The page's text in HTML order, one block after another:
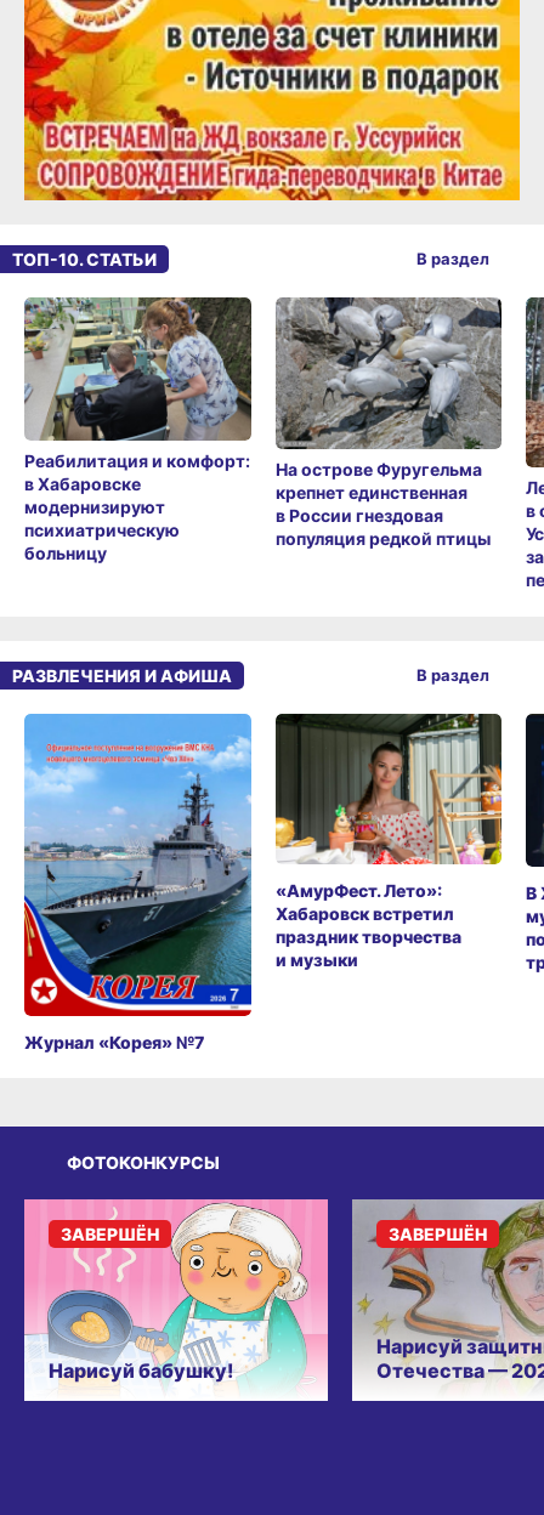
ТОП-10. СТАТЬИ
Реабилитация и комфорт:
в Хабаровске
модернизируют
психиатрическую
больницу
На острове Фуругельма
крепнет единственная
в России гнездовая
популяция редкой птицы
в
В раздел
РАЗВЛЕЧЕНИЯ И АФИША
Журнал «Корея» №7
«АмурФест. Лето»:
Хабаровск встретил
праздник творчества
и музыки
В
В раздел
ФОТОКОНКУРСЫ
Нарисуй бабушку!
ЗАВЕРШЁН
Нарисуй
Отечества —
ЗАВЕРШЁН